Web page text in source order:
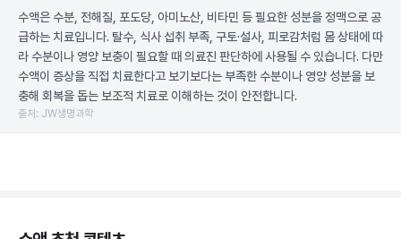
수액은 수분, 전해질, 포도당, 아미노산, 비타민 등 필요한 성분을 정맥으로 공
급하는 치료입니다. 탈수, 식사 섭취 부족, 구토·설사, 피로감처럼 몸 상태에 따
라 수분이나 영양 보충이 필요할 때 의료진 판단하에 사용될 수 있습니다. 다만
수액이 증상을 직접 치료한다고 보기보다는 부족한 수분이나 영양 성분을 보
충해 회복을 돕는 보조적 치료로 이해하는 것이 안전합니다.
출처: JW생명과학